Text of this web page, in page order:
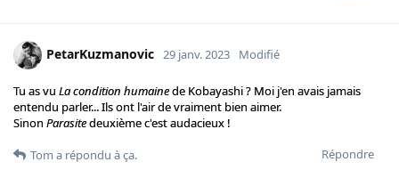
PetarKuzmanovic 29 janv. 2023 Modifié
Tu as vu La condition humainede Kobayashi ? Moi j'en avais jamais
entendu parler... Ils ont l'air de vraiment bien aimer.
Sinon Parasitedeuxième c'est audacieux !
Répondre
Tom a répondu à ça.